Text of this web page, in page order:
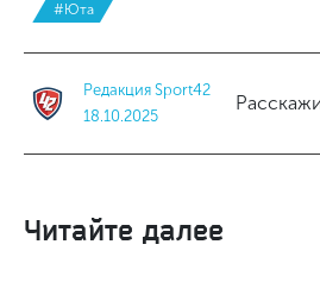
#Юта
Редакция Sport42
18.10.2025
Читайте далее